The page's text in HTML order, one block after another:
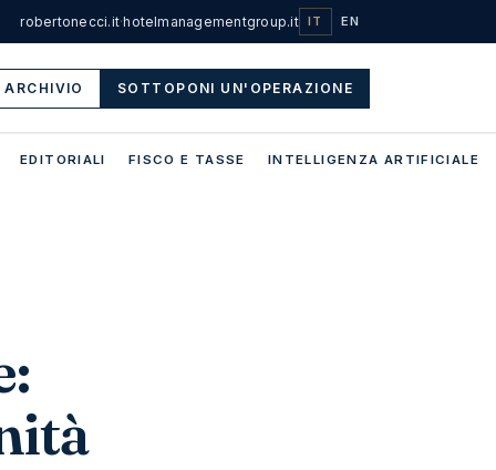
robertonecci.it·hotelmanagementgroup.it IT EN
ARCHIVIO SOTTOPONI UN'OPERAZIONE
EDITORIALI FISCO E TASSE INTELLIGENZA ARTIFICIALE